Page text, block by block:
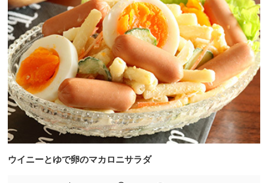
ウイニーとゆで卵のマカロニサラダ